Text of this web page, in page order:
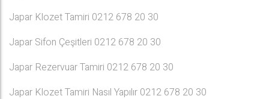
Japar Klozet Tamiri 0212 678 20 30
Japar Sifon Çeşitleri 0212 678 20 30
Japar Rezervuar Tamiri 0212 678 20 30
Japar Klozet Tamiri Nasıl Yapılır 0212 678 20 30